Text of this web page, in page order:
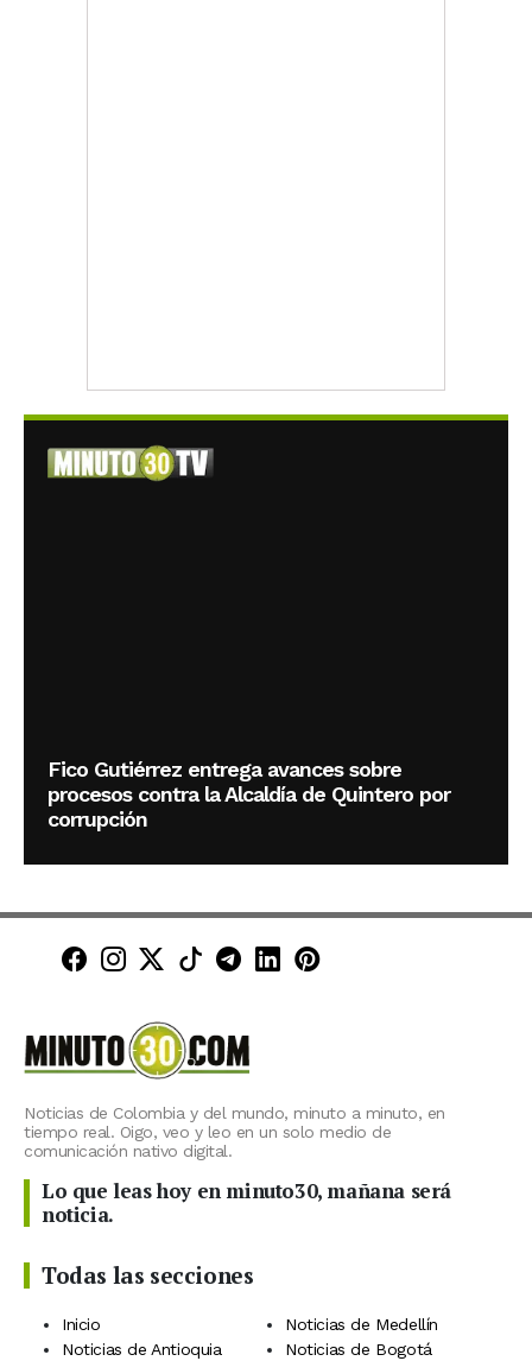
Fico Gutiérrez entrega avances sobre
procesos contra la Alcaldía de Quintero por
corrupción
Minuto30 en Facebook
Minuto30 en Instagram
Minuto30 en X (Twitter)
Minuto30 en TikTok
Canal de Minuto30 en
Minuto30 en LinkedIn
Minuto30 en
Noticias de Colombia y del mundo, minuto a minuto, en
tiempo real. Oigo, veo y leo en un solo medio de
comunicación nativo digital.
Lo que leas hoy en minuto30, mañana será
noticia.
Todas las secciones
Inicio
Noticias de Medellín
Noticias de Antioquia
Noticias de Bogotá